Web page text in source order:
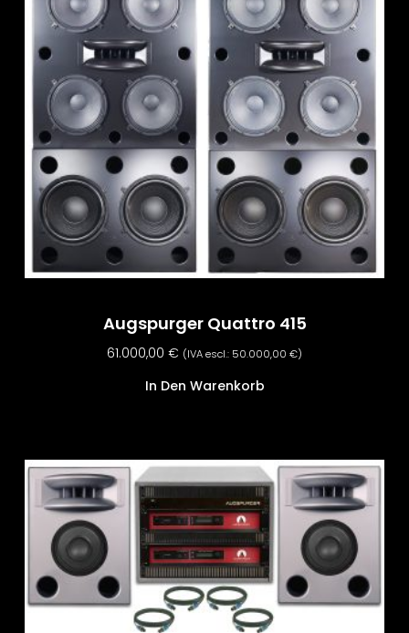
Augspurger Quattro 415
61.000,00 € (IVA escl.: 50.000,00 €)
In Den Warenkorb